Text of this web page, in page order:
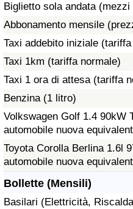
Biglietto sola andata (mezzi
Abbonamento mensile
Taxi addebito iniziale
Taxi 1km (tariffa normale)
Taxi 1 ora di attesa (tariffa
Benzina (1 litro)
Volkswagen Golf 1.4 90kW
automobile nuova
Toyota Corolla Berlina 1.6l
automobile nuova
Bollette (Mensili)
Basilari (Elettricità,